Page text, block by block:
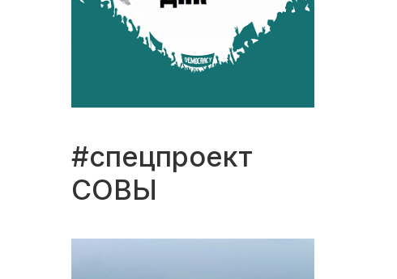
#спецпроект
СОВЫ